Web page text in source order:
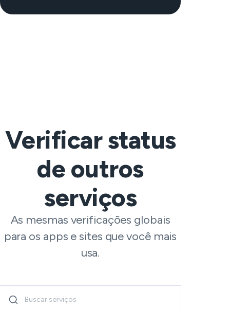
Verificar status
de outros
serviços
As mesmas verificações globais
para os apps e sites que você mais
usa.